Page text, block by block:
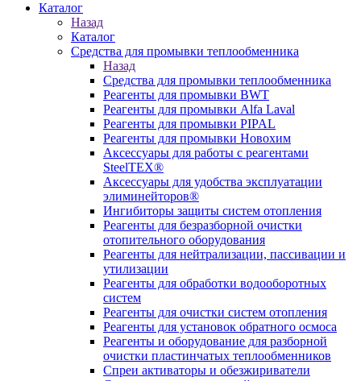
Каталог
Назад
Каталог
Средства для промывки теплообменника
Назад
Средства для промывки теплообменника
Реагенты для промывки BWT
Реагенты для промывки Alfa Laval
Реагенты для промывки PIPAL
Реагенты для промывки Новохим
Аксессуары для работы с реагентами
SteelTEX®
Аксессуары для удобства эксплуатации
элиминейторов®
Ингибиторы защиты систем отопления
Реагенты для безразборной очистки
отопительного оборудования
Реагенты для нейтрализации, пассивации и
утилизации
Реагенты для обработки водооборотных
систем
Реагенты для очистки систем отопления
Реагенты для установок обратного осмоса
Реагенты и оборудование для разборной
очистки пластинчатых теплообменников
Спреи активаторы и обезжириватели